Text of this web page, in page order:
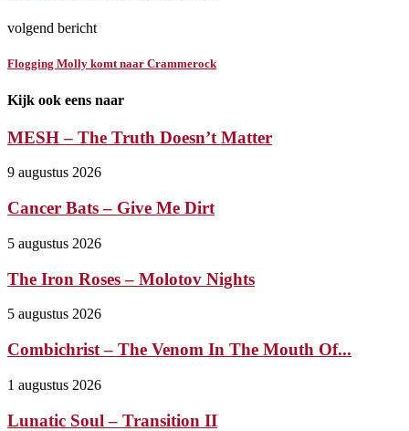
volgend bericht
Flogging Molly komt naar Crammerock
Kijk ook eens naar
MESH – The Truth Doesn’t Matter
9 augustus 2026
Cancer Bats – Give Me Dirt
5 augustus 2026
The Iron Roses – Molotov Nights
5 augustus 2026
Combichrist – The Venom In The Mouth Of...
1 augustus 2026
Lunatic Soul – Transition II